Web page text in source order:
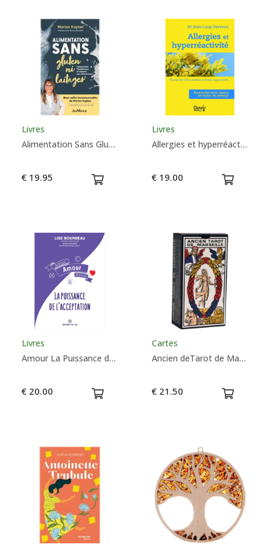
Livres
Alimentation Sans Gluten Ni Laitages - Marion Kaplan
€ 19.95
Livres
Allergies et hyperréactivité - J.L Dervaux
€ 19.00
Livres
Amour La Puissance de l'Acceptation - Lise Bourbeau
€ 20.00
Cartes
Ancien deTarot de Marseille - Grimaud
€ 21.50